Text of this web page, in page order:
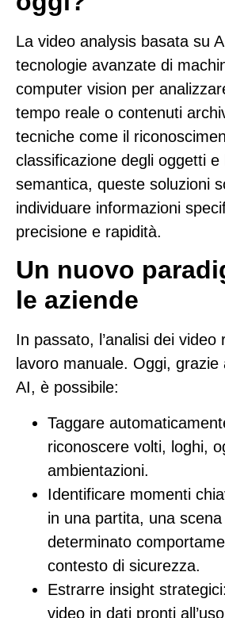
La video analysis basata su
tecnologie avanzate di
computer vision per
tempo reale o contenuti
tecniche come il
classificazione degli oggetti e
semantica, queste soluzioni
individuare informazioni
precisione e rapidità.
Un nuovo
le aziende
In passato, l’analisi dei video
lavoro manuale. Oggi, grazie
AI, è possibile:
Taggare
riconoscere volti, loghi,
ambientazioni.
Identificare momenti
in una partita, una
determinato
contesto di sicurezza.
Estrarre insight strategici
video in dati pronti